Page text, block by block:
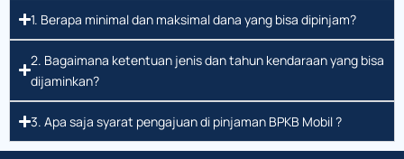
1. Berapa minimal dan maksimal dana yang bisa dipinjam?
2. Bagaimana ketentuan jenis dan tahun kendaraan yang bisa
dijaminkan?
3. Apa saja syarat pengajuan di pinjaman BPKB Mobil ?